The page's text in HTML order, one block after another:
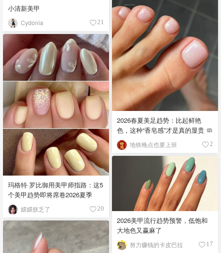
小清新美甲
Cydonia 21
2026春夏美足趋势：比起鲜艳
色，这种“香皂感”才是真的显贵 🧼
地铁晚点也要上班 2
玛格特·罗比御用美甲师指路：这5
个美甲趋势即将席卷2026夏季
嬛嬛朕乏了 20
2026美甲流行趋势预警，低饱和
大地色又赢麻了
努力赚钱的卡皮巴拉 17